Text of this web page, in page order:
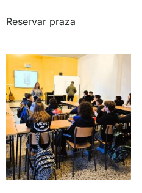
Reservar praza